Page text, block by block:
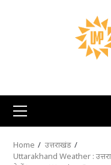
Primary
Menu
Home
उत्तराखंड
Uttarakhand Weather :